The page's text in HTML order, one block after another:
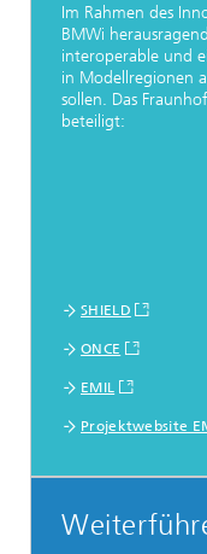
Im Rahmen des
BMWi
interoperable und
in Modellregionen
sollen. Das
beteiligt:
SHIELD
ONCE
EMIL
Projektwebsite